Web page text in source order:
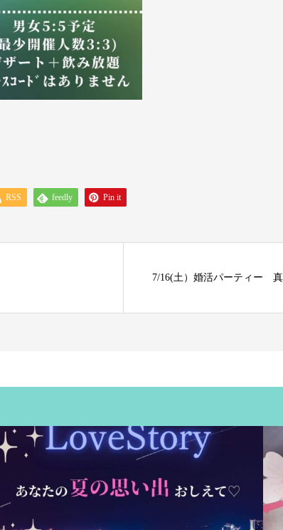
RSS feedly Pin it
7/16(土）婚活パーティー